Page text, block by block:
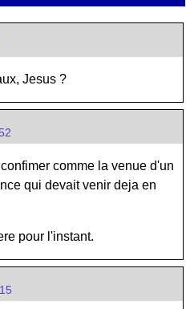
Jesus ?
comme la venue d'un
qui devait venir deja en
pour l'instant.